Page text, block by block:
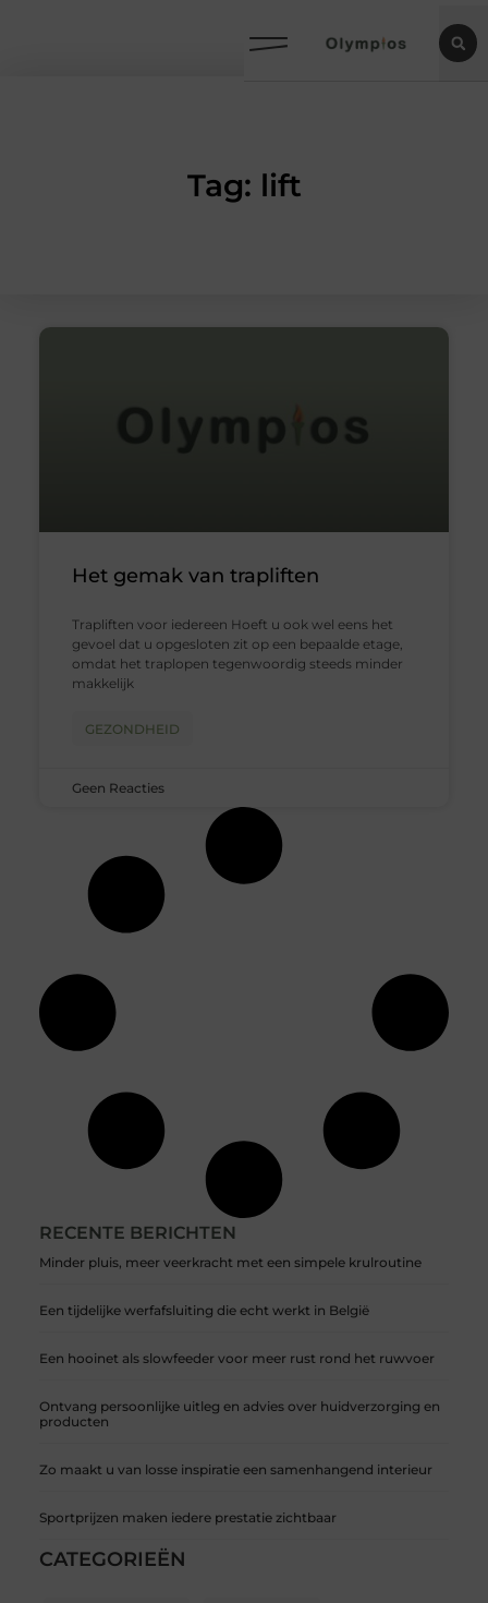
Tag: lift
RECENTE BERICHTEN
Minder pluis, meer veerkracht met een simpele krulroutine
Een tijdelijke werfafsluiting die echt werkt in België
Een hooinet als slowfeeder voor meer rust rond het ruwvoer
Ontvang persoonlijke uitleg en advies over huidverzorging en
producten
Zo maakt u van losse inspiratie een samenhangend interieur
Sportprijzen maken iedere prestatie zichtbaar
CATEGORIEËN
Het gemak van trapliften
Trapliften voor iedereen Hoeft u ook wel eens het
gevoel dat u opgesloten zit op een bepaalde etage,
omdat het traplopen tegenwoordig steeds minder
makkelijk
GEZONDHEID
Geen Reacties